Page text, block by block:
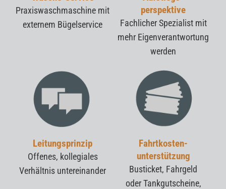
Praxiswaschmaschine mit
externem Bügelservice
perspektive
Fachlicher Spezialist mit
mehr Eigenverantwortung
werden
Leitungsprinzip
Offenes, kollegiales
Verhältnis untereinander
Fahrtkosten-
unterstützung
Busticket, Fahrgeld
oder Tankgutscheine,